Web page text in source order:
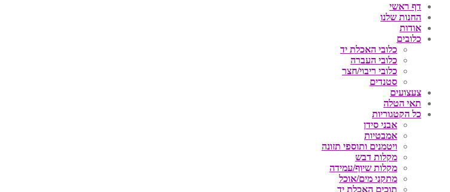
דף ראשי
החנות שלנו
אודות
כלובים
כלובי האכלת יד
כלובי העברה
כלובי ריבוי/חצר
סטנדים
צעצועים
תאי הטלה
כל הקטגוריות
אבני סידן
אמבטיות
ויטמנים ותוספי תזונה
מקלות דבש
מקלות שיוף/עמידה
מתקני מים/אוכל
תוכים האכלת יד